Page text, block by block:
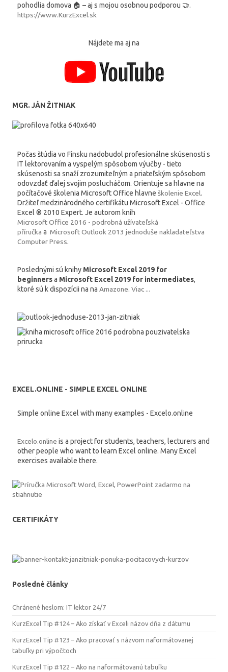
pohodlia domova 🏠 – aj s mojou osobnou podporou 🤝.
https://www.KurzExcel.sk
Nájdete ma aj na
MGR. JÁN ŽITNIAK
Počas štúdia vo Fínsku nadobudol profesionálne skúsenosti s
IT lektorovaním a vyspelým spôsobom výučby - tieto
skúsenosti sa snaží zrozumiteľným a priateľským spôsobom
odovzdať ďalej svojim poslucháčom. Orientuje sa hlavne na
počítačové školenia Microsoft Office hlavne školenie Excel.
Držiteľ medzinárodného certifikátu Microsoft Excel - Office
Excel ® 2010 Expert. Je autorom kníh
Microsoft Office 2016 - podrobná užívateľská
příručka a Microsoft Outlook 2013 jednoduše nakladateľstva
Computer Press.
Poslednými sú knihy Microsoft Excel 2019 for
beginnersa Microsoft Excel 2019 for intermediates,
ktoré sú k dispozícii na na Amazone. Viac ...
EXCEL.ONLINE - SIMPLE EXCEL ONLINE
Simple online Excel with many examples - Excelo.online
Excelo.online is a project for students, teachers, lecturers and
other people who want to learn Excel online. Many Excel
exercises available there.
CERTIFIKÁTY
Posledné články
Chránené heslom: IT lektor 24/7
KurzExcel Tip #124 – Ako získať v Exceli názov dňa z dátumu
KurzExcel Tip #123 – Ako pracovať s názvom naformátovanej
tabuľky pri výpočtoch
KurzExcel Tip #122 – Ako na naformátovanú tabuľku